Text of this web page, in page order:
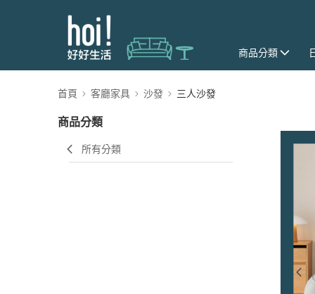
商品分類
首頁 客廳家具 沙發 三人沙發
商品分類
所有分類